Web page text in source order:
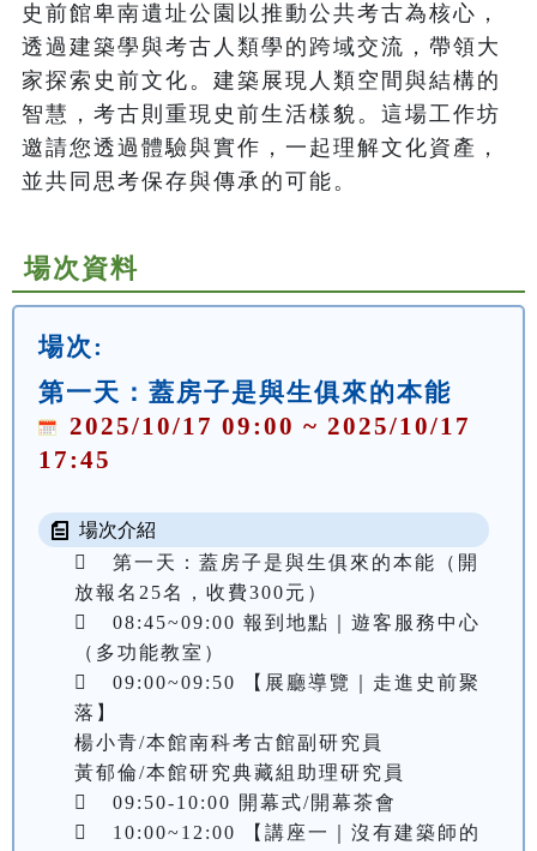
史前館卑南遺址公園以推動公共考古為核心，
透過建築學與考古人類學的跨域交流，帶領大
家探索史前文化。建築展現人類空間與結構的
智慧，考古則重現史前生活樣貌。這場工作坊
邀請您透過體驗與實作，一起理解文化資產，
並共同思考保存與傳承的可能。
場次資料
場次:
第一天：蓋房子是與生俱來的本能
2025/10/17 09:00 ~ 2025/10/17
17:45
場次介紹
	第一天：蓋房子是與生俱來的本能（開
放報名25名，收費300元）
	08:45~09:00 報到地點｜遊客服務中心
（多功能教室）
	09:00~09:50 【展廳導覽｜走進史前聚
落】
楊小青/本館南科考古館副研究員
黃郁倫/本館研究典藏組助理研究員
	09:50-10:00 開幕式/開幕茶會
	10:00~12:00 【講座一｜沒有建築師的